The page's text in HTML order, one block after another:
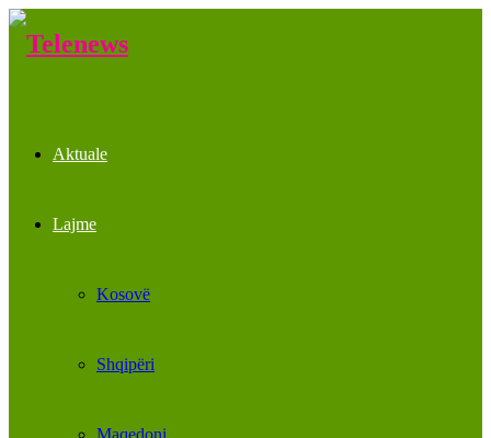
Aktuale
Lajme
Kosovë
Shqipëri
Maqedoni